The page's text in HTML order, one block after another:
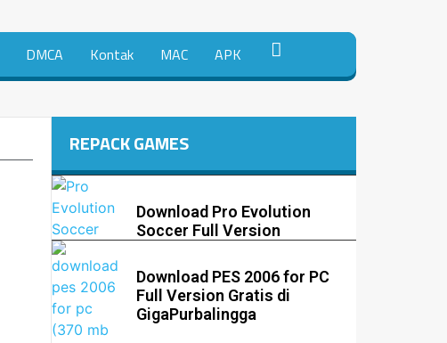
DMCA Kontak MAC APK
REPACK GAMES
Download Pro Evolution
Soccer Full Version
Download PES 2006 for PC
Full Version Gratis di
GigaPurbalingga